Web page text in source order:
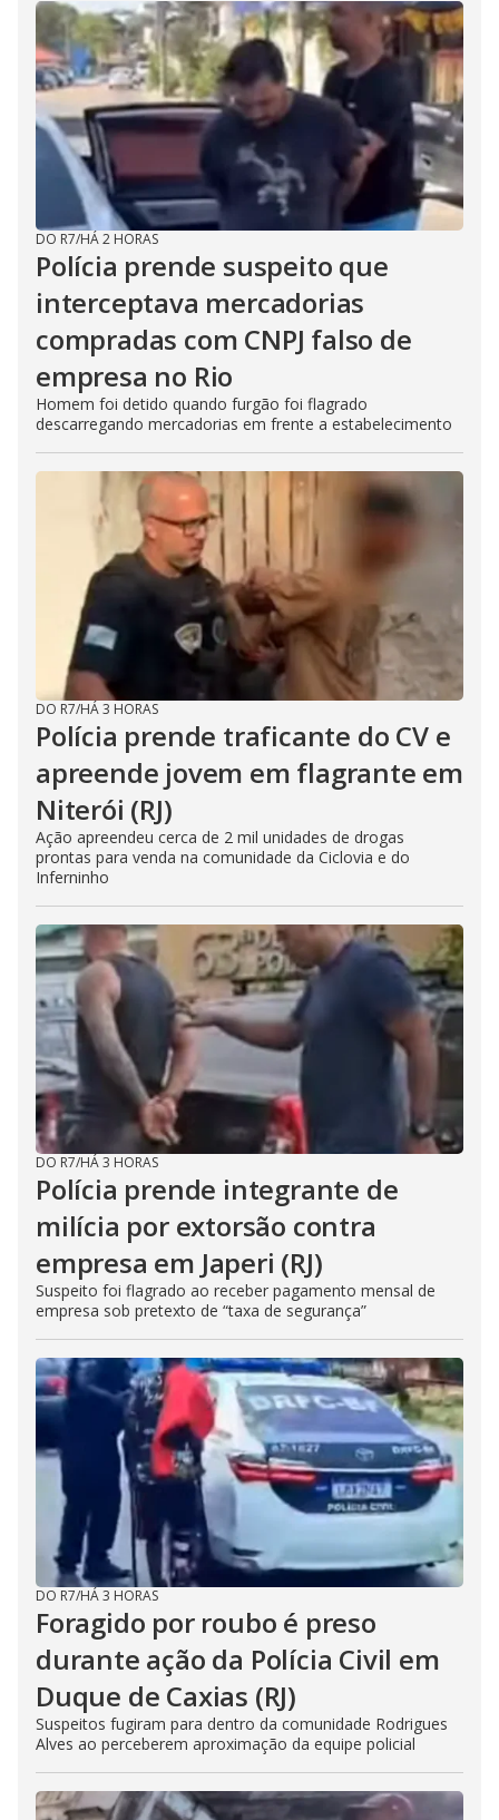
DO R7/HÁ 2 HORAS
Polícia prende suspeito que
interceptava mercadorias
compradas com CNPJ falso de
empresa no Rio
Homem foi detido quando furgão foi flagrado
descarregando mercadorias em frente a estabelecimento
DO R7/HÁ 3 HORAS
Polícia prende traficante do CV e
apreende jovem em flagrante em
Niterói (RJ)
Ação apreendeu cerca de 2 mil unidades de drogas
prontas para venda na comunidade da Ciclovia e do
Inferninho
DO R7/HÁ 3 HORAS
Polícia prende integrante de
milícia por extorsão contra
empresa em Japeri (RJ)
Suspeito foi flagrado ao receber pagamento mensal de
empresa sob pretexto de “taxa de segurança”
DO R7/HÁ 3 HORAS
Foragido por roubo é preso
durante ação da Polícia Civil em
Duque de Caxias (RJ)
Suspeitos fugiram para dentro da comunidade Rodrigues
Alves ao perceberem aproximação da equipe policial